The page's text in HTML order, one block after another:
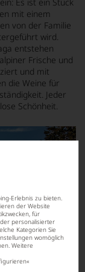
Erlebnis zu bieten.
der Website
für
personalisierter
Kategorien Sie
womöglich
Weitere
mit einem
von der Familie
wird.
entstehen
Frische und
und mit
die Weine für
Jeder
Schönheit.